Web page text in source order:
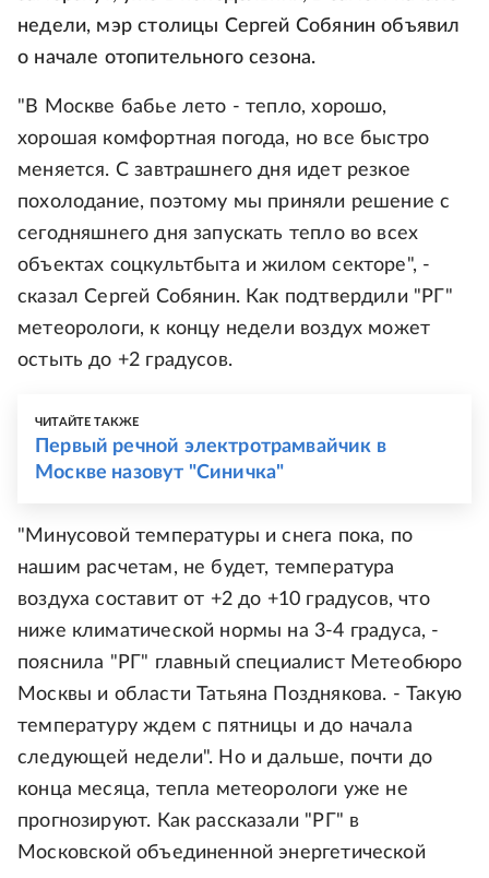
недели, мэр столицы Сергей Собянин объявил
о начале отопительного сезона.
"В Москве бабье лето - тепло, хорошо,
хорошая комфортная погода, но все быстро
меняется. С завтрашнего дня идет резкое
похолодание, поэтому мы приняли решение с
сегодняшнего дня запускать тепло во всех
объектах соцкультбыта и жилом секторе", -
сказал Сергей Собянин. Как подтвердили "РГ"
метеорологи, к концу недели воздух может
остыть до +2 градусов.
ЧИТАЙТЕ ТАКЖЕ
Первый речной электротрамвайчик в
Москве назовут "Синичка"
"Минусовой температуры и снега пока, по
нашим расчетам, не будет, температура
воздуха составит от +2 до +10 градусов, что
ниже климатической нормы на 3-4 градуса, -
пояснила "РГ" главный специалист Метеобюро
Москвы и области Татьяна Позднякова. - Такую
температуру ждем с пятницы и до начала
следующей недели". Но и дальше, почти до
конца месяца, тепла метеорологи уже не
прогнозируют. Как рассказали "РГ" в
Московской объединенной энергетической